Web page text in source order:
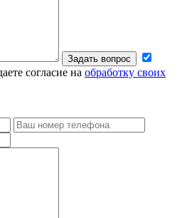
Задать вопрос
согласие на обработку своих